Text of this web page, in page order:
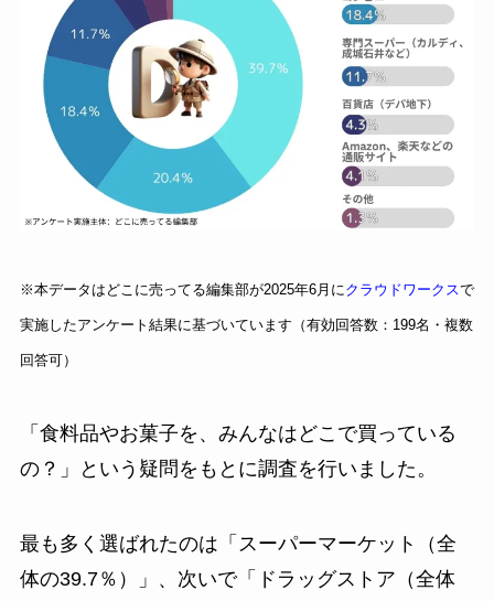
※本データはどこに売ってる編集部が2025年6月にクラウドワークスで
実施したアンケート結果に基づいています（有効回答数：199名・複数
回答可）
「食料品やお菓子を、みんなはどこで買っている
の？」という疑問をもとに調査を行いました。
最も多く選ばれたのは「スーパーマーケット（全
体の39.7％）」、次いで「ドラッグストア（全体